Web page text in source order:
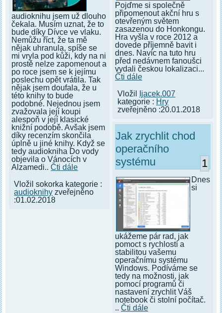
audioknihu jsem už dlouho
čekala. Musím uznat, že to
bude díky Dívce ve vlaku.
Nemůžu říct, že ta mě
nějak uhranula, spíše se
mi vryla pod kůži, kdy na ni
prostě nelze zapomenout a
po roce jsem se k jejímu
poslechu opět vrátila. Tak
nějak jsem doufala, že u
této knihy to bude
podobné. Nejednou jsem
zvažovala její koupi
alespoň v její klasické
knižní podobě. Avšak jsem
díky recenzím skončila
úplně u jiné knihy. Když se
tedy audiokniha Do vody
objevila o Vánocích v
Alzamedi..Čti dále
Vložil sokorka kategorie :
audioknihy zveřejněno
:01.02.2018
Pojďme si společně
připomenout akční hru s
otevřeným světem
zasazenou do Honkongu.
Hra vyšla v roce 2012 a
dovede příjemně bavit i
dnes. Navíc na tuto hru
před nedávnem fanoušci
vydali českou lokalizaci...
Čti dále
Vložil
Ijacek.007
kategorie : Hry
zveřejněno :20.01.2018
Jak zrychlit chod
operačního
systému
1
Dnes
si
ukážeme pár rad, jak
pomoct s rychlostí a
stabilitou vašemu
operačnímu systému
Windows. Podíváme se
tedy na možnosti, jak
pomocí programů či
nastavení zrychlit Váš
notebook či stolní počítač.
.. Čti dále